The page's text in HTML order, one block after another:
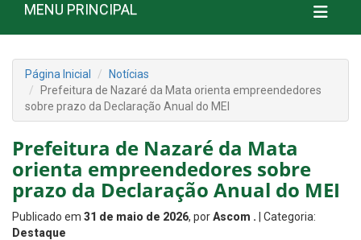
MENU PRINCIPAL
Página Inicial
Notícias
Prefeitura de Nazaré da Mata orienta empreendedores
sobre prazo da Declaração Anual do MEI
Prefeitura de Nazaré da Mata
orienta empreendedores sobre
prazo da Declaração Anual do MEI
Publicado em 31 de maio de 2026, porAscom . | Categoria:
Destaque